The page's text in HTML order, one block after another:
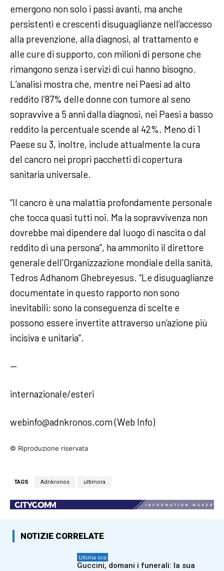
emergono non solo i passi avanti, ma anche
persistenti e crescenti disuguaglianze nell’accesso
alla prevenzione, alla diagnosi, al trattamento e
alle cure di supporto, con milioni di persone che
rimangono senza i servizi di cui hanno bisogno.
L’analisi mostra che, mentre nei Paesi ad alto
reddito l’87% delle donne con tumore al seno
sopravvive a 5 anni dalla diagnosi, nei Paesi a basso
reddito la percentuale scende al 42%. Meno di 1
Paese su 3, inoltre, include attualmente la cura
del cancro nei propri pacchetti di copertura
sanitaria universale.
“Il cancro è una malattia profondamente personale
che tocca quasi tutti noi. Ma la sopravvivenza non
dovrebbe mai dipendere dal luogo di nascita o dal
reddito di una persona”, ha ammonito il direttore
generale dell’Organizzazione mondiale della sanità,
Tedros Adhanom Ghebreyesus. “Le disuguaglianze
documentate in questo rapporto non sono
inevitabili; sono la conseguenza di scelte e
possono essere invertite attraverso un’azione più
incisiva e unitaria”.
—
internazionale/esteri
webinfo@adnkronos.com (Web Info)
© Riproduzione riservata
TAGS Adnkronos ultimora
NOTIZIE CORRELATE
Ultima ora
Guccini, domani i funerali: la sua